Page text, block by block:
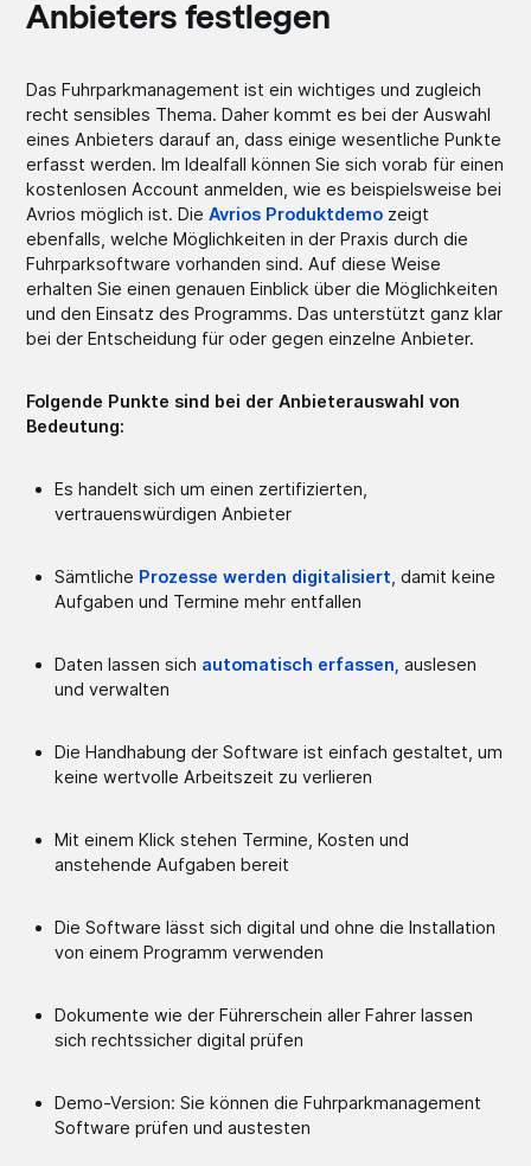
Anbieters festlegen
Das Fuhrparkmanagement ist ein wichtiges und zugleich
recht sensibles Thema. Daher kommt es bei der Auswahl
eines Anbieters darauf an, dass einige wesentliche Punkte
erfasst werden. Im Idealfall können Sie sich vorab für einen
kostenlosen Account anmelden, wie es beispielsweise bei
Avrios möglich ist. DieAvrios Produktdemo zeigt
ebenfalls, welche Möglichkeiten in der Praxis durch die
Fuhrparksoftware vorhanden sind. Auf diese Weise
erhalten Sie einen genauen Einblick über die Möglichkeiten
und den Einsatz des Programms. Das unterstützt ganz klar
bei der Entscheidung für oder gegen einzelne Anbieter.
Folgende Punkte sind bei der Anbieterauswahl von
Bedeutung:
Es handelt sich um einen zertifizierten,
vertrauenswürdigen Anbieter
Sämtliche Prozesse werden digitalisiert , damit keine
Aufgaben und Termine mehr entfallen
Daten lassen sich automatisch erfassen, auslesen
und verwalten
Die Handhabung der Software ist einfach gestaltet, um
keine wertvolle Arbeitszeit zu verlieren
Mit einem Klick stehen Termine, Kosten und
anstehende Aufgaben bereit
Die Software lässt sich digital und ohne die Installation
von einem Programm verwenden
Dokumente wie der Führerschein aller Fahrer lassen
sich rechtssicher digital prüfen
Demo-Version: Sie können die Fuhrparkmanagement
Software prüfen und austesten